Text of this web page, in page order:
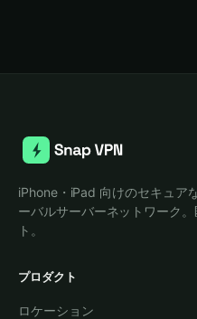
iPhone・iPad 向けのセキュア
ーバルサーバーネットワーク
ト。
プロダクト
ロケーション